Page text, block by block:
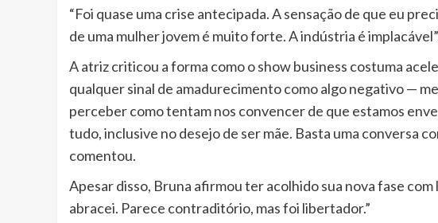
“Foi quase uma crise antecipada. A sensação de que eu
de uma mulher jovem é muito forte. A indústria é
A atriz criticou a forma como o show business costuma
qualquer sinal de amadurecimento como algo negativo —
perceber como tentam nos convencer de que estamos
tudo, inclusive no desejo de ser mãe. Basta uma conversa
comentou.
Apesar disso, Bruna afirmou ter acolhido sua nova fase
abracei. Parece contraditório, mas foi libertador.”